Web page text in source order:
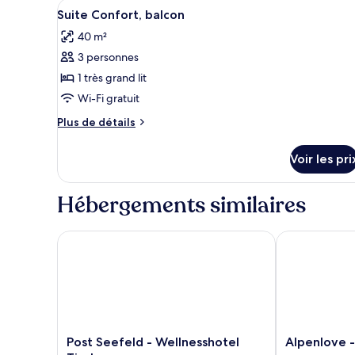
Simple
Confort,
balcon
Afficher
toutes
les
photos
pour
ce
type
de
Suite
Confort,
balcon
Suite Confort, balcon | Literie
10
Suite Confort, balcon
40 m²
3 personnes
1 très grand lit
Wi-Fi gratuit
Plus de détails
Plus
le
type
de
Suite
Voir les
Hébergements similaires
Post
Post Seefeld - Wellnesshotel
Post Seefeld - Wellnesshotel Tirol
Alpenlove
Alpenlove
Alpenlove -